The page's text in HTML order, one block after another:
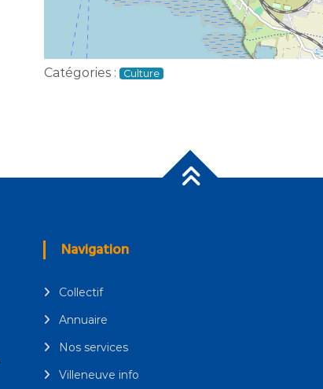
Catégories : Culture
Navigation
Collectif
Annuaire
Nos services
Villeneuve info